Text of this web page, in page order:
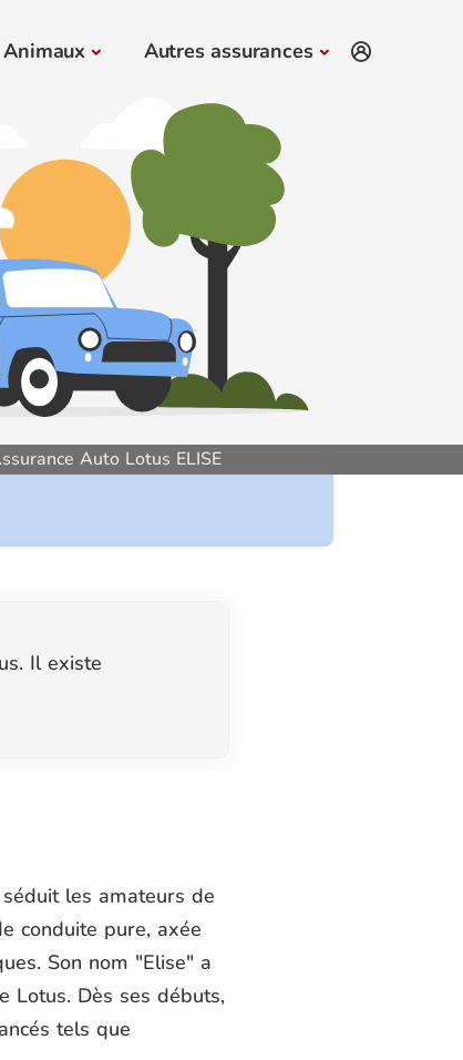
Animaux Autres assurances
Auto Lotus ELISE
Il existe
les amateurs de
conduite pure, axée
Son nom "Elise" a
Lotus. Dès ses débuts,
tels que